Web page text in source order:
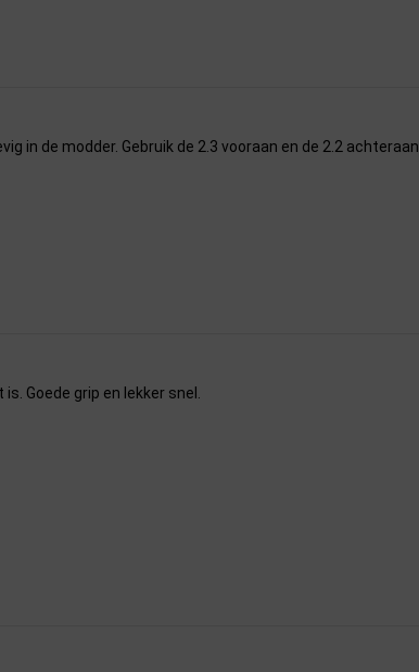
in de modder. Gebruik de 2.3 vooraan en de 2.2 achteraan.
Goede grip en lekker snel.